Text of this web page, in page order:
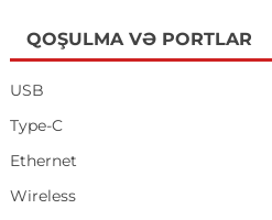
QOŞULMA VƏ PORTLAR
USB
Type-C
Ethernet
Wireless